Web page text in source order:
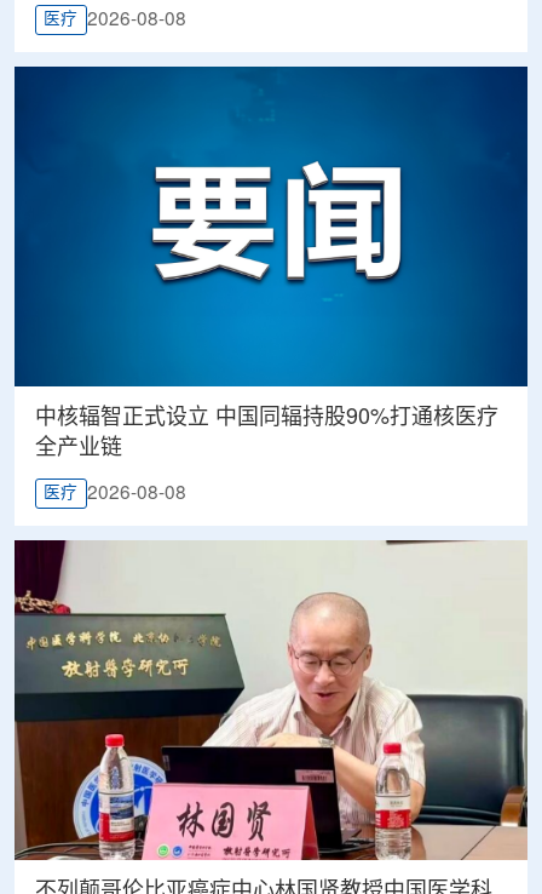
医疗 2026-08-08
中核辐智正式设立 中国同辐持股90%打通核医疗
全产业链
医疗 2026-08-08